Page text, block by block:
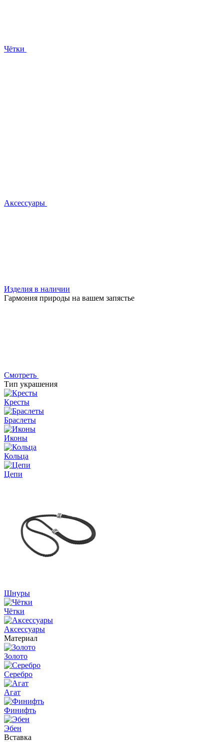
Чётки
Аксессуары
Изделия в наличии
Гармония природы на вашем запястье
Смотреть
Тип украшения
Кресты
Браслеты
Иконы
Кольца
Цепи
Шнуры
Чётки
Аксессуары
Материал
Золото
Серебро
Агат
Финифть
Эбен
Вставка